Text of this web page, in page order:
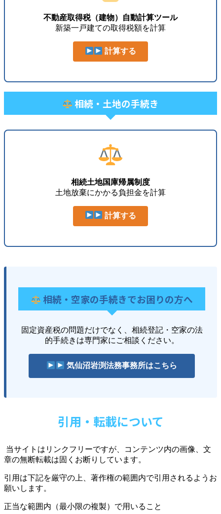
不動産取得税（建物）自動計算ツール
新築一戸建ての取得税額を計算
計算する
相続・土地の手続き
相続土地国庫帰属制度
土地放棄にかかる負担金を計算
計算する
相続・空家の手続きでお困りの方へ
固定資産税の問題だけでなく、相続登記・空家の法
的手続きは専門家にご相談ください。
気仙沼岩渕法務事務所はこちら
引用・転載について
当サイトはリンクフリーですが、コンテンツ内の画像、文
章の無断転載は固くお断りしています。
引用は下記を厳守の上、著作権の範囲内で引用されるようお
願いします。
正当な範囲内（最小限の複製）で用いること